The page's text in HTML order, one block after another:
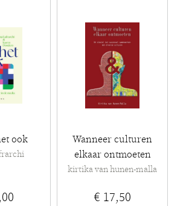
ook
Wanneer culturen
elkaar ontmoeten
kirtika van hunen-malla
€ 17,50